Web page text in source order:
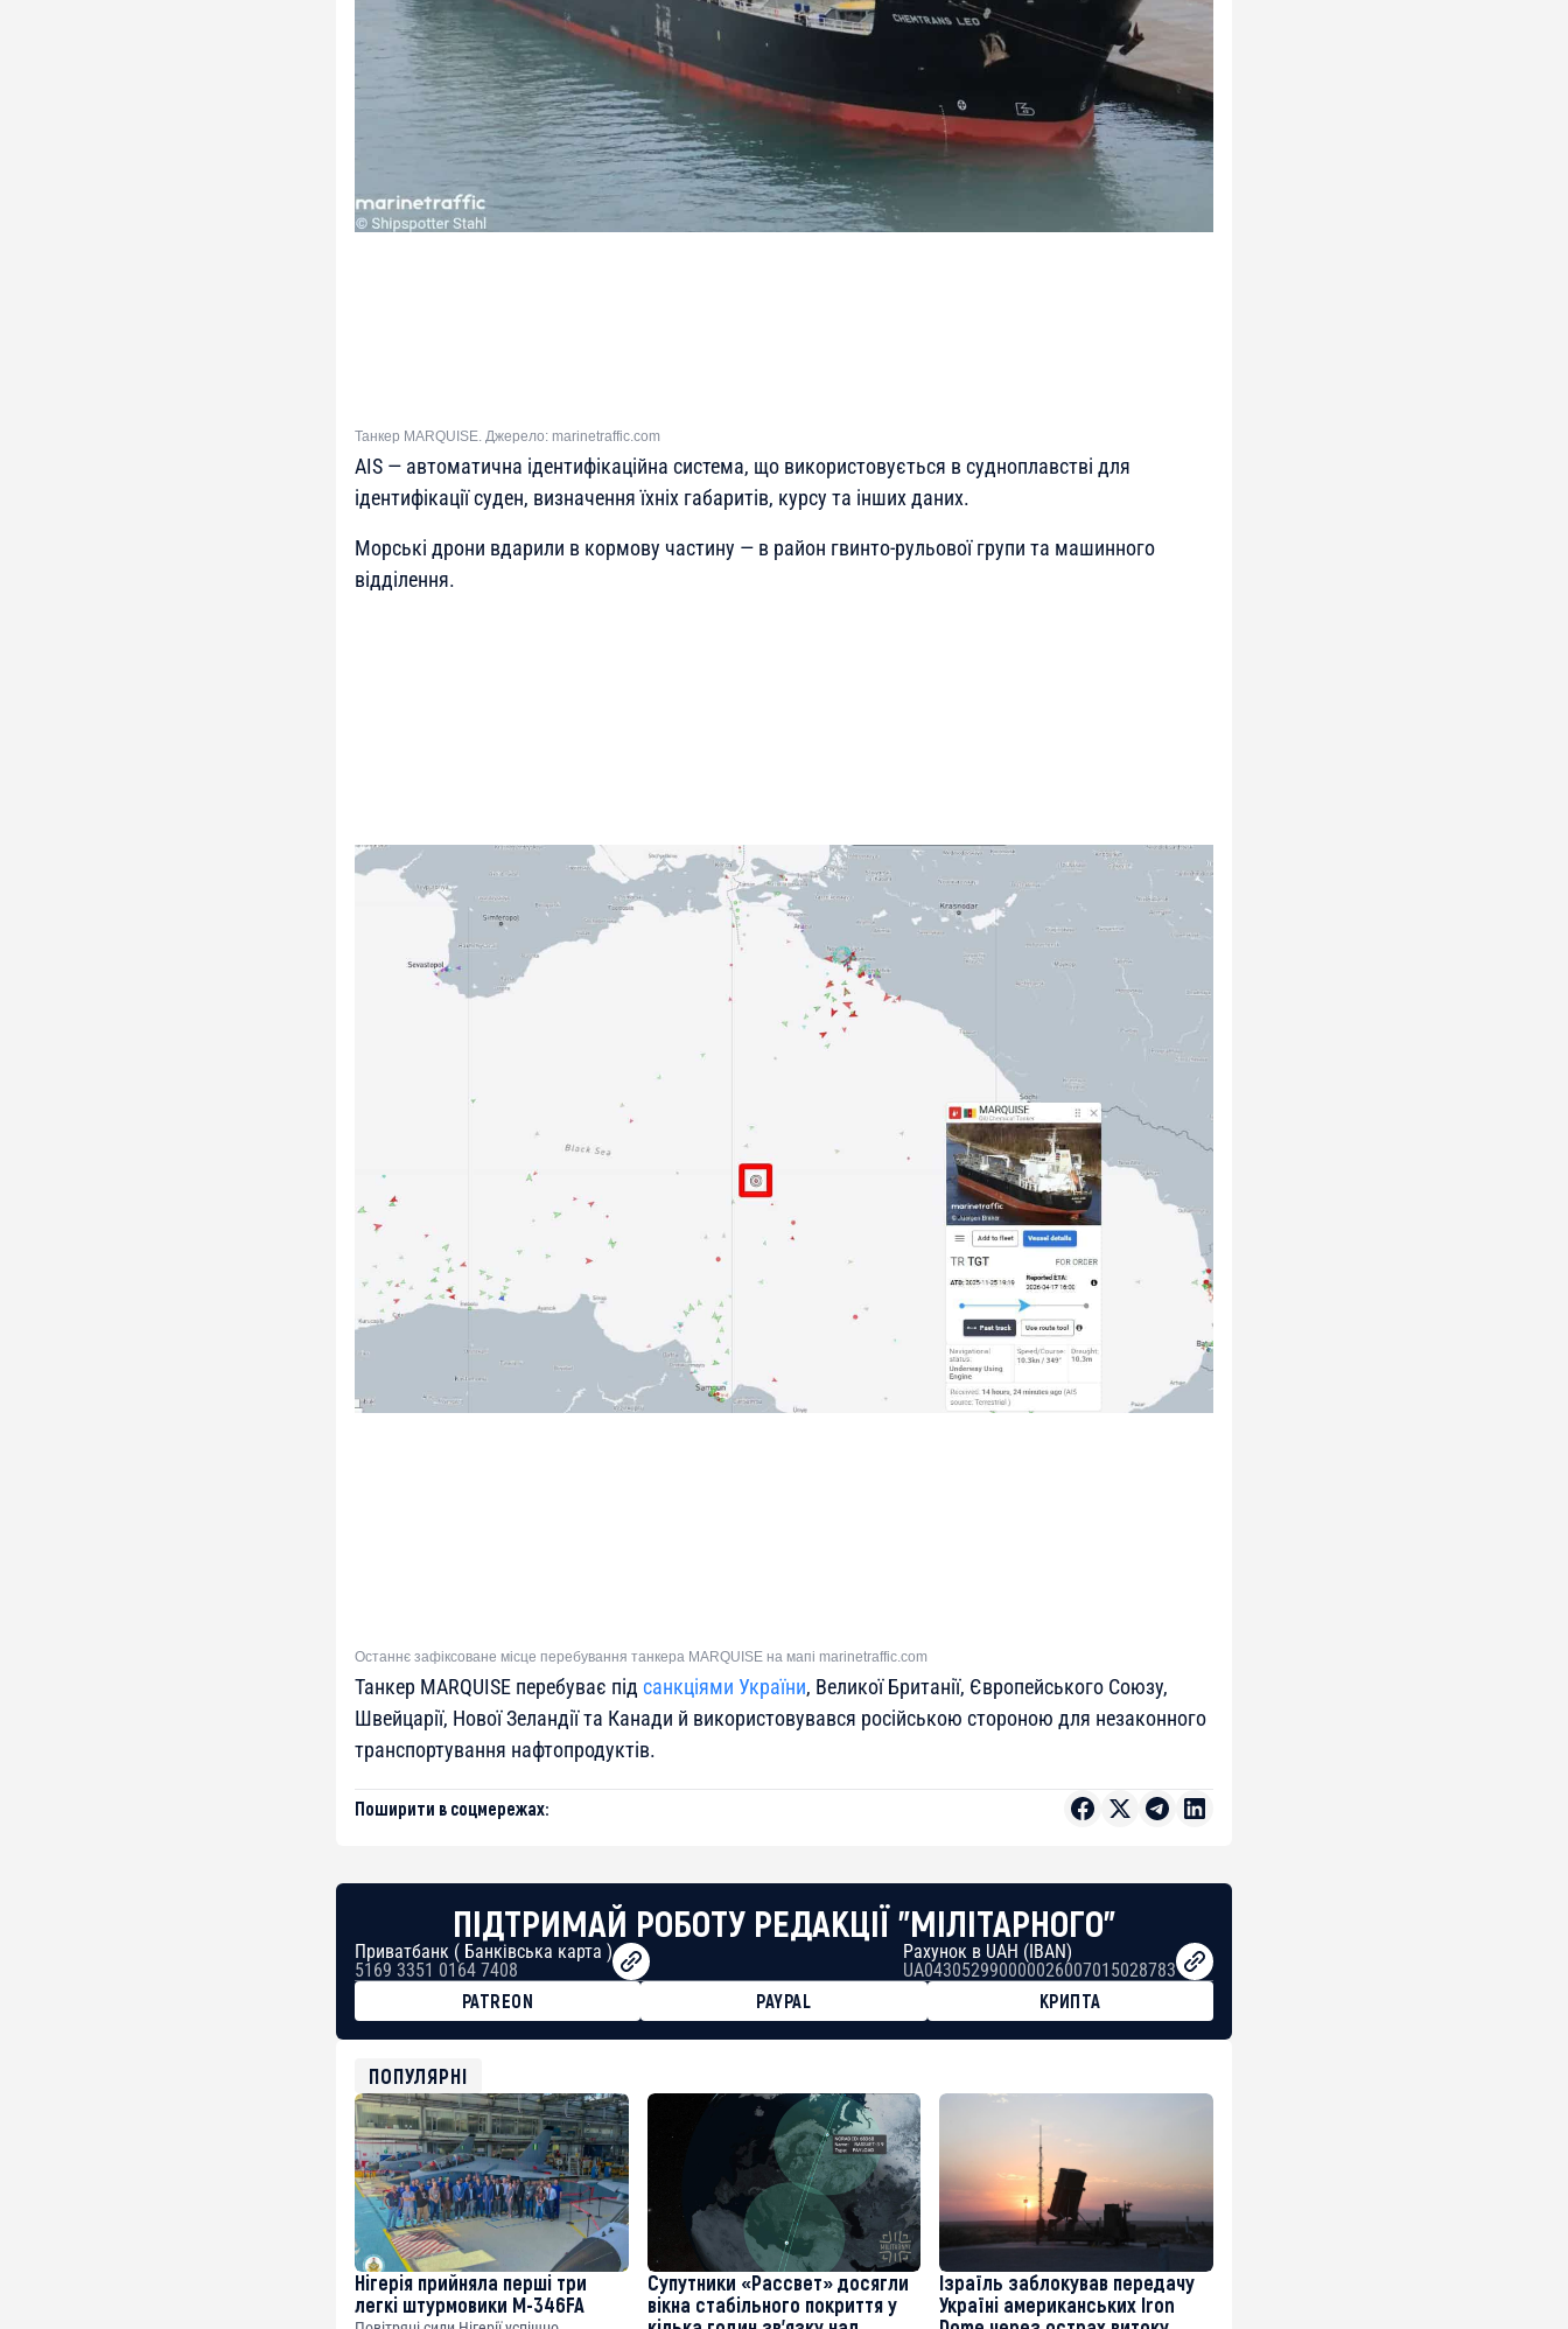
Танкер MARQUISE. Джерело: marinetraffic.com
AIS — автоматична ідентифікаційна система, що використовується в судноплавстві для
ідентифікації суден, визначення їхніх габаритів, курсу та інших даних.
Морські дрони вдарили в кормову частину — в район гвинто-рульової групи та машинного
відділення.
Останнє зафіксоване місце перебування танкера MARQUISE на мапі marinetraffic.com
Танкер MARQUISE перебуває під санкціями України, Великої Британії, Європейського Союзу,
Швейцарії, Нової Зеландії та Канади й використовувався російською стороною для незаконного
транспортування нафтопродуктів.
Поширити в соцмережах:
ПІДТРИМАЙ РОБОТУ РЕДАКЦІЇ "МІЛІТАРНОГО"
Приватбанк ( Банківська карта )
5169 3351 0164 7408
Рахунок в UAH (IBAN)
UA043052990000026007015028783
PATREON
PAYPAL
КРИПТА
USDT
0x8676644fA7B6d328310283cAC1065Ae01d97CEe7
ETH
0xfD02863D3289416fcF50975c9DFda13623f97758
ПОПУЛЯРНІ
Нігерія прийняла перші три
легкі штурмовики M-346FA
Супутники «Рассвет» досягли
вікна стабільного покриття у
Ізраїль заблокував передачу
Україні американських Iron